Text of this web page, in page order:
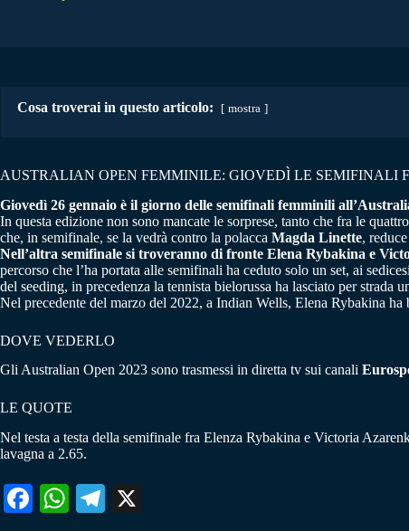
Cosa troverai in questo articolo: mostra
AUSTRALIAN OPEN FEMMINILE: GIOVEDÌ LE SEMIFINALI
Giovedì 26 gennaio è il giorno delle semifinali femminili
In questa edizione non sono mancate le sorprese, tanto che fra le
che, in semifinale, se la vedrà contro la polacca Magda Linette,
Nell’altra semifinale si troveranno di fronte Elena Rybakina e
percorso che l’ha portata alle semifinali ha ceduto solo un set, ai
del seeding, in precedenza la tennista bielorussa ha lasciato per strada
Nel precedente del marzo del 2022, a Indian Wells, Elena Rybakina
DOVE VEDERLO
Gli Australian Open 2023 sono trasmessi in diretta tv sui canali
LE QUOTE
Nel testa a testa della semifinale fra Elenza Rybakina e Victoria
lavagna a 2.65.
Fa W
Te